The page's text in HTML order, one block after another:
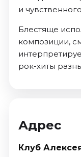
и
Блестяще
композиции,
рок-хиты
Адрес
Клуб